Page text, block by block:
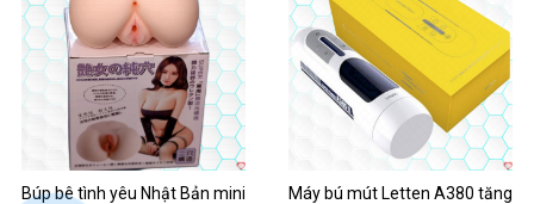
Búp bê tình yêu Nhật Bản mini
Máy bú mút Letten A380 tăng